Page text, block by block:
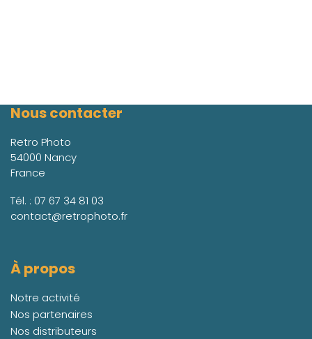
Nous contacter
Retro Photo
54000 Nancy
France
Tél. : 07 67 34 81 03
contact@retrophoto.fr
À propos
Notre activité
Nos partenaires
Nos distributeurs